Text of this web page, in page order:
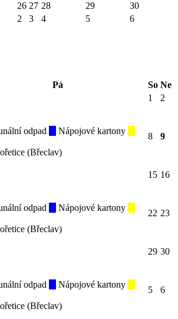
26 27 28 29
30
2 3 4 5 6
Pá So Ne
1 2
odpad
Nápojové kartony
(Břeclav)
8 9
15 16
odpad
Nápojové kartony
(Břeclav)
22 23
29 30
odpad
Nápojové kartony
(Břeclav)
5 6